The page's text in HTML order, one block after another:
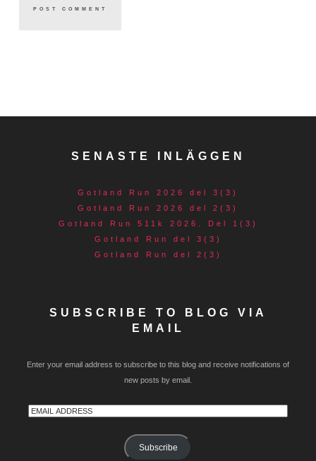
SENASTE INLÄGGEN
Gotland Run 2026 del 3(3)
Gotland Run 2026 del 2(3)
Gotland Run 511k 2026. Del 1(3)
Gotland Run del 3(3)
Gotland Run del 2(3)
SUBSCRIBE TO BLOG VIA
EMAIL
Enter your email address to subscribe to this blog and receive notifications of
new posts by email.
Email
Subscribe